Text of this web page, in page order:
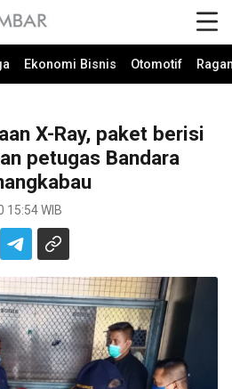
Ekonomi Bisnis Otomotif
X-Ray, paket berisi
petugas Bandara
15:54 WIB